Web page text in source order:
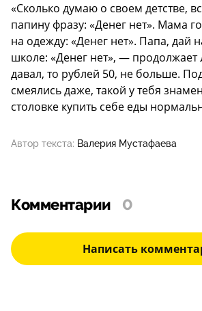
«Сколько думаю о своем детстве,
папину фразу: «Денег нет». Мама
на одежду: «Денег нет». Папа, дай
школе: «Денег нет», —
давал, то рублей 50, не больше.
смеялись даже, такой у тебя
столовке купить себе еды
Автор текста: Валерия Мустафаева
Комментарии 0
Написать